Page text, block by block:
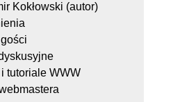
Kokłowski (autor)
tutoriale WWW